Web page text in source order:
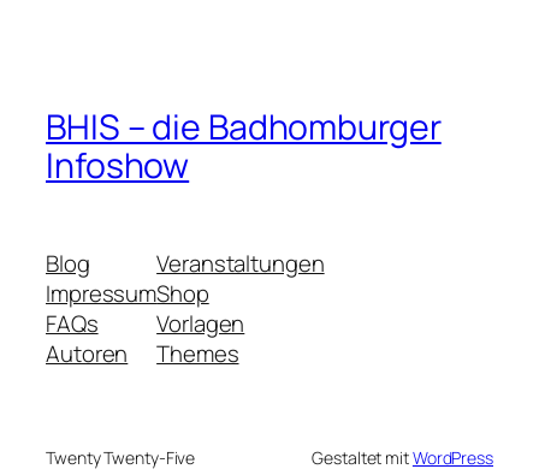
BHIS – die Badhomburger
Infoshow
Blog
Impressum
FAQs
Autoren
Veranstaltungen
Shop
Vorlagen
Themes
Twenty Twenty-Five Gestaltet mitWordPress